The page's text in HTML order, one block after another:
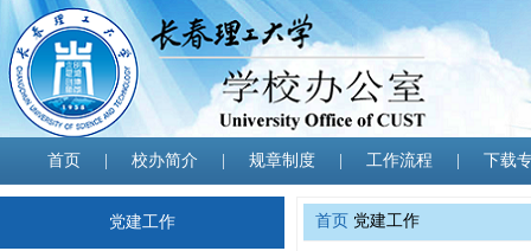
首页 校办简介 规章制度 工作流程 下载
党建工作 首页 党建工作